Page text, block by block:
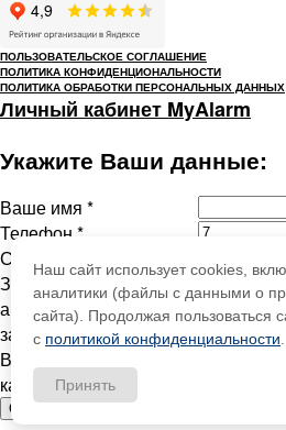
ПОЛЬЗОВАТЕЛЬСКОЕ СОГЛАШЕНИЕ
ПОЛИТИКА КОНФИДЕНЦИОНАЛЬНОСТИ
ПОЛИТИКА ОБРАБОТКИ ПЕРСОНАЛЬНЫХ ДАННЫХ
Личный кабинет MyAlarm
Укажите Ваши данные:
Ваше имя *
Телефон *
Сообщение
Защита от
автоматического
заполнения
Введите слово с
картинки*:
Наш сайт использует cookies,
аналитики (файлы с данными о
сайта). Продолжая пользоваться
с политикой конфиденциальности
Принять